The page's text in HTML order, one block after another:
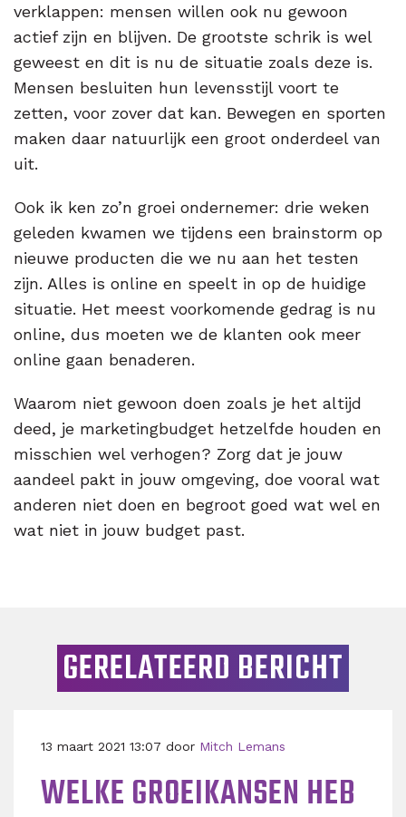
verklappen: mensen willen ook nu gewoon
actief zijn en blijven. De grootste schrik is wel
geweest en dit is nu de situatie zoals deze is.
Mensen besluiten hun levensstijl voort te
zetten, voor zover dat kan. Bewegen en sporten
maken daar natuurlijk een groot onderdeel van
uit.
Ook ik ken zo’n groei ondernemer: drie weken
geleden kwamen we tijdens een brainstorm op
nieuwe producten die we nu aan het testen
zijn. Alles is online en speelt in op de huidige
situatie. Het meest voorkomende gedrag is nu
online, dus moeten we de klanten ook meer
online gaan benaderen.
Waarom niet gewoon doen zoals je het altijd
deed, je marketingbudget hetzelfde houden en
misschien wel verhogen? Zorg dat je jouw
aandeel pakt in jouw omgeving, doe vooral wat
anderen niet doen en begroot goed wat wel en
wat niet in jouw budget past.
GERELATEERD BERICHT
13 maart 2021 13:07 door Mitch Lemans
WELKE GROEIKANSEN HEB